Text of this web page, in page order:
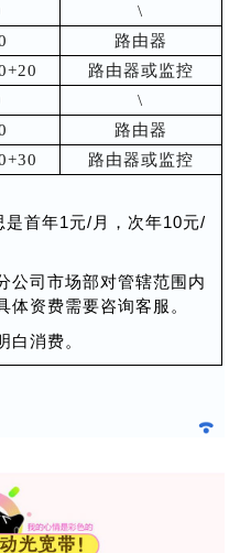
\
路由器
路由器或监控
\
路由器
路由器或监控
首年1元/月，次年10元/
司市场部对管辖范围内
体资费需要咨询客服。
消费。